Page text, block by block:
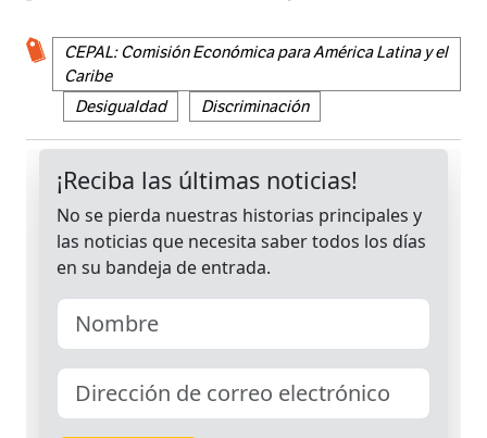
CEPAL: Comisión Económica para América Latina y el
Caribe
Desigualdad
Discriminación